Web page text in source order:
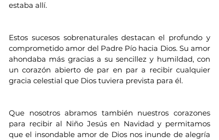
estaba allí.
Estos sucesos sobrenaturales destacan el profundo y
comprometido amor del Padre Pío hacia Dios. Su amor
ahondaba más gracias a su sencillez y humildad, con
un corazón abierto de par en par a recibir cualquier
gracia celestial que Dios tuviera prevista para él.
Que nosotros abramos también nuestros corazones
para recibir al Niño Jesús en Navidad y permitamos
que el insondable amor de Dios nos inunde de alegría